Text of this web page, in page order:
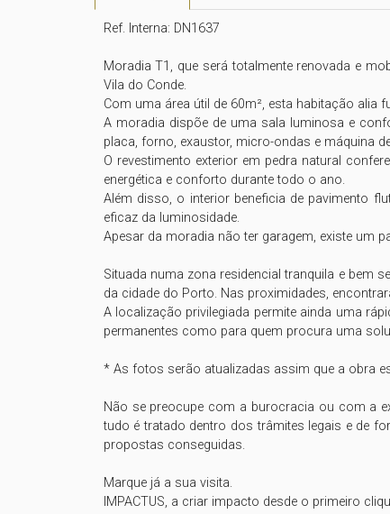
Ref. Interna: DN1637
Moradia T1, que será totalmente renovada e
Vila do Conde.
Com uma área útil de 60m², esta habitação alia
A moradia dispõe de uma sala luminosa e
placa, forno, exaustor, micro-ondas e máquina
O revestimento exterior em pedra natural
energética e conforto durante todo o ano.
Além disso, o interior beneficia de pavimento
eficaz da luminosidade.
Apesar da moradia não ter garagem, existe um
Situada numa zona residencial tranquila e bem
da cidade do Porto. Nas proximidades,
A localização privilegiada permite ainda uma
permanentes como para quem procura uma
* As fotos serão atualizadas assim que a obra
Não se preocupe com a burocracia ou com a
tudo é tratado dentro dos trâmites legais e de
propostas conseguidas.
Marque já a sua visita.
IMPACTUS, a criar impacto desde o primeiro